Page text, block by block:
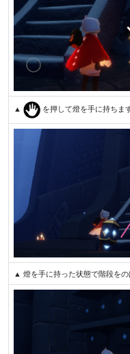
▲ を押して燈を手に持ちま
▲ 燈を手に持った状態で階段を